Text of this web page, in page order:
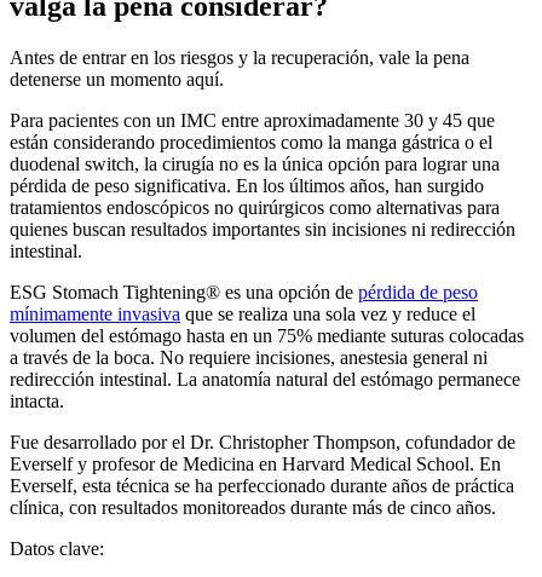
Antes de entrar en los riesgos y la recuperación, vale la pena
detenerse un momento aquí.
Para pacientes con un IMC entre aproximadamente 30 y 45 que
están considerando procedimientos como la manga gástrica o el
duodenal switch, la cirugía no es la única opción para lograr una
pérdida de peso significativa. En los últimos años, han surgido
tratamientos endoscópicos no quirúrgicos como alternativas para
quienes buscan resultados importantes sin incisiones ni redirección
intestinal.
ESG Stomach Tightening® es una opción de pérdida de peso
mínimamente invasiva que se realiza una sola vez y reduce el
volumen del estómago hasta en un 75% mediante suturas colocadas
a través de la boca. No requiere incisiones, anestesia general ni
redirección intestinal. La anatomía natural del estómago permanece
intacta.
Fue desarrollado por el Dr. Christopher Thompson, cofundador de
Everself y profesor de Medicina en Harvard Medical School. En
Everself, esta técnica se ha perfeccionado durante años de práctica
clínica, con resultados monitoreados durante más de cinco años.
Datos clave: